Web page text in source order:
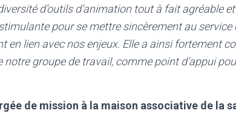
d’outils d’animation tout à fait agréable
pour se mettre sincèrement au service
en lien avec nos enjeux. Elle a ainsi fortement
notre groupe de travail, comme point d’appui
de mission à la maison associative de la